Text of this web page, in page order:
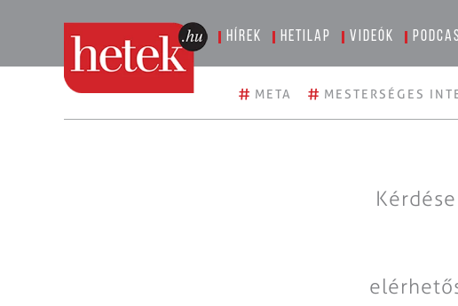
Hírek Hetilap Videók
# META # MESTERSÉGES